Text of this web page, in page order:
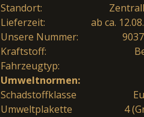
Standort:
Lieferzeit:
ab ca.
Unsere Nummer:
Kraftstoff:
Fahrzeugtyp:
Umweltnormen:
Schadstoffklasse
Umweltplakette
4